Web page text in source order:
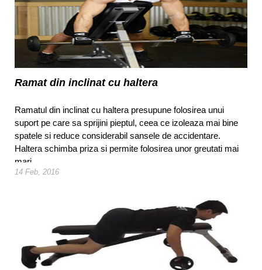
Ramat din inclinat cu haltera
Ramatul din inclinat cu haltera presupune folosirea unui
suport pe care sa sprijini pieptul, ceea ce izoleaza mai bine
spatele si reduce considerabil sansele de accidentare.
Haltera schimba priza si permite folosirea unor greutati mai
mari.
14 Feb, 2016